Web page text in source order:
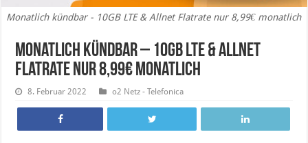
Monatlich kündbar - 10GB LTE & Allnet Flatrate nur 8,99€ monatlich
Monatlich kündbar – 10GB LTE & Allnet
Flatrate nur 8,99€ monatlich
8. Februar 2022 o2 Netz - Telefonica